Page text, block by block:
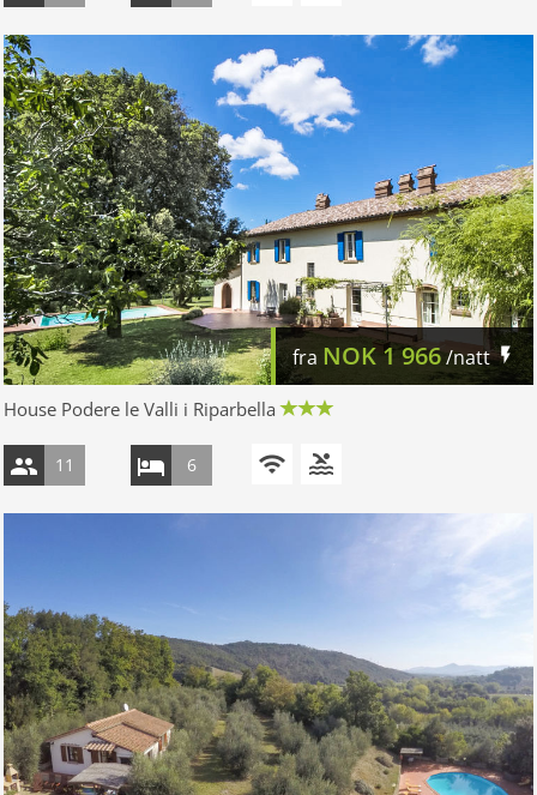
fra NOK1 966/natt
House Podere le Valli i Riparbella
11 6